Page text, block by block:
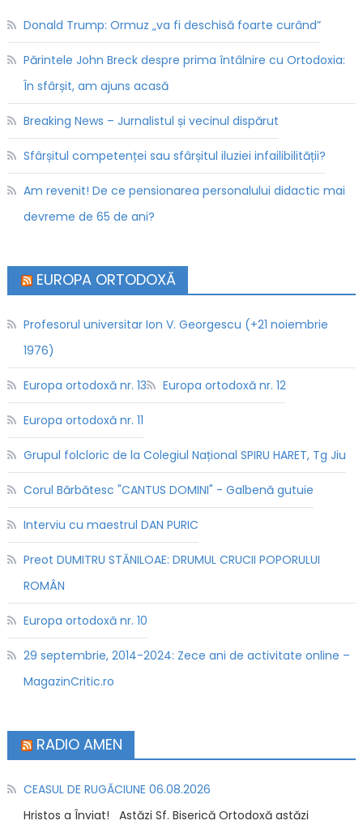
Donald Trump: Ormuz „va fi deschisă foarte curând”
Părintele John Breck despre prima întâlnire cu Ortodoxia:
În sfârșit, am ajuns acasă
Breaking News – Jurnalistul și vecinul dispărut
Sfârșitul competenței sau sfârșitul iluziei infailibilității?
Am revenit! De ce pensionarea personalului didactic mai
devreme de 65 de ani?
EUROPA ORTODOXĂ
Profesorul universitar Ion V. Georgescu (+21 noiembrie
1976)
Europa ortodoxă nr. 13 Europa ortodoxă nr. 12
Europa ortodoxă nr. 11
Grupul folcloric de la Colegiul Național SPIRU HARET, Tg Jiu
Corul Bărbătesc "CANTUS DOMINI" - Galbenă gutuie
Interviu cu maestrul DAN PURIC
Preot DUMITRU STĂNILOAE: DRUMUL CRUCII POPORULUI
ROMÂN
Europa ortodoxă nr. 10
29 septembrie, 2014-2024: Zece ani de activitate online –
MagazinCritic.ro
RADIO AMEN
CEASUL DE RUGĂCIUNE 06.08.2026
Hristos a Înviat! Astăzi Sf. Biserică Ortodoxă astăzi